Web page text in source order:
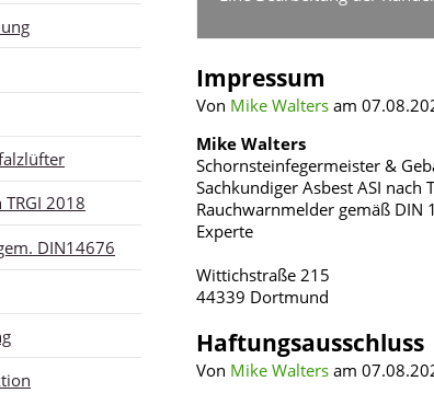
TRGI 2018
DIN14676
Impressum
Von Mike Waltersam
Mike Walters
Schornsteinfegermeister &
Sachkundiger Asbest ASI nach
Rauchwarnmelder gemäß DIN
Experte
Wittichstraße 215
44339 Dortmund
Haftungsausschluss
Von Mike Waltersam